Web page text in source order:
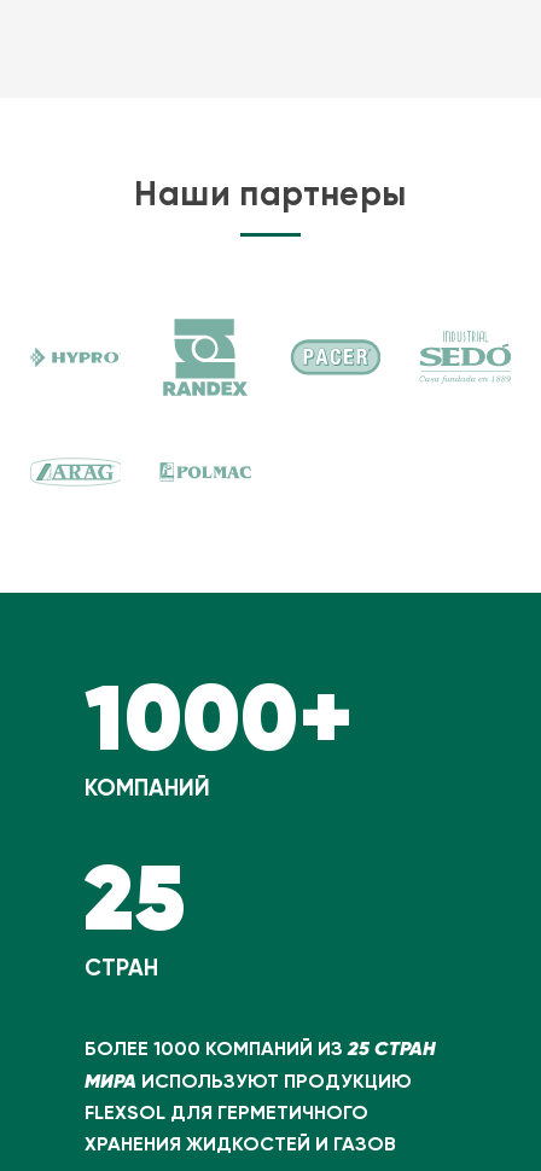
Наши партнеры
1000+
КОМПАНИЙ
25
СТРАН
БОЛЕЕ 1000 КОМПАНИЙ ИЗ25 СТРАН
МИРА ИСПОЛЬЗУЮТ ПРОДУКЦИЮ
FLEXSOL ДЛЯ ГЕРМЕТИЧНОГО
ХРАНЕНИЯ ЖИДКОСТЕЙ И ГАЗОВ